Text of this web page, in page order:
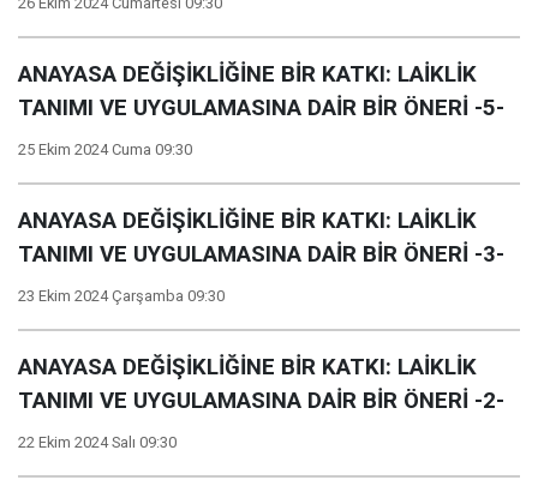
ANAYASA DEĞİŞİKLİĞİNE BİR KATKI: LAİKLİK
TANIMI VE UYGULAMASINA DAİR BİR ÖNERİ -5-
25 Ekim 2024 Cuma 09:30
ANAYASA DEĞİŞİKLİĞİNE BİR KATKI: LAİKLİK
TANIMI VE UYGULAMASINA DAİR BİR ÖNERİ -3-
23 Ekim 2024 Çarşamba 09:30
ANAYASA DEĞİŞİKLİĞİNE BİR KATKI: LAİKLİK
TANIMI VE UYGULAMASINA DAİR BİR ÖNERİ -2-
22 Ekim 2024 Salı 09:30